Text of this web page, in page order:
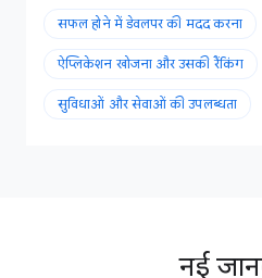
सफल होने में डेवलपर की मदद करना
ऐप्लिकेशन खोजना और उसकी रैंकिंग
सुविधाओं और सेवाओं की उपलब्धता
नई